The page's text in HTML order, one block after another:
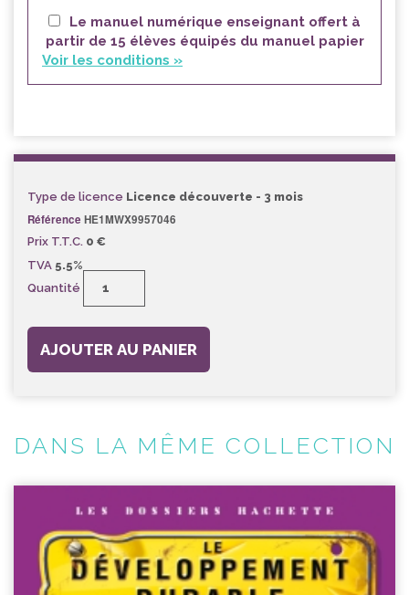
Le manuel numérique enseignant offert à
partir de 15 élèves équipés du manuel papier
Voir les conditions »
Type de licence Licence découverte - 3 mois
Référence HE1MWX9957046
Prix T.T.C. 0 €
TVA 5.5%
Quantité
AJOUTER AU PANIER
DANS LA MÊME COLLECTION